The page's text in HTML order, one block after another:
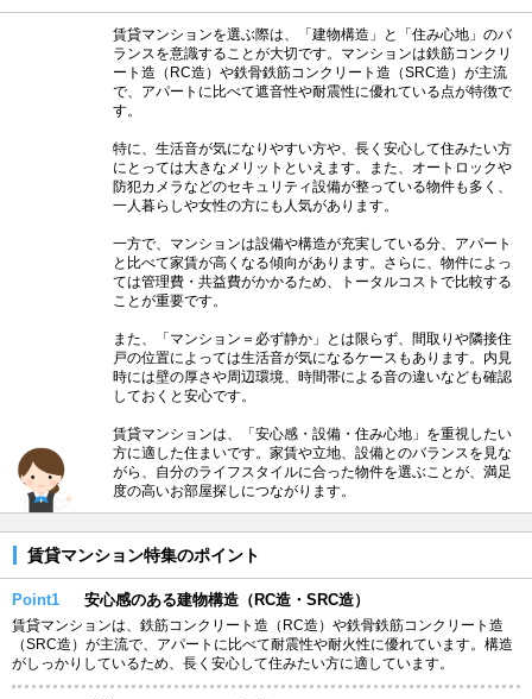
賃貸マンションを選ぶ際は、「建物構造」と「住み心地」のバ
ランスを意識することが大切です。マンションは鉄筋コンクリ
ート造（RC造）や鉄骨鉄筋コンクリート造（SRC造）が主流
で、アパートに比べて遮音性や耐震性に優れている点が特徴で
す。
特に、生活音が気になりやすい方や、長く安心して住みたい方
にとっては大きなメリットといえます。また、オートロックや
防犯カメラなどのセキュリティ設備が整っている物件も多く、
一人暮らしや女性の方にも人気があります。
一方で、マンションは設備や構造が充実している分、アパート
と比べて家賃が高くなる傾向があります。さらに、物件によっ
ては管理費・共益費がかかるため、トータルコストで比較する
ことが重要です。
また、「マンション＝必ず静か」とは限らず、間取りや隣接住
戸の位置によっては生活音が気になるケースもあります。内見
時には壁の厚さや周辺環境、時間帯による音の違いなども確認
しておくと安心です。
賃貸マンションは、「安心感・設備・住み心地」を重視したい
方に適した住まいです。家賃や立地、設備とのバランスを見な
がら、自分のライフスタイルに合った物件を選ぶことが、満足
度の高いお部屋探しにつながります。
賃貸マンション特集のポイント
Point1 安心感のある建物構造（RC造・SRC造）
賃貸マンションは、鉄筋コンクリート造（RC造）や鉄骨鉄筋コンクリート造
（SRC造）が主流で、アパートに比べて耐震性や耐火性に優れています。構造
がしっかりしているため、長く安心して住みたい方に適しています。